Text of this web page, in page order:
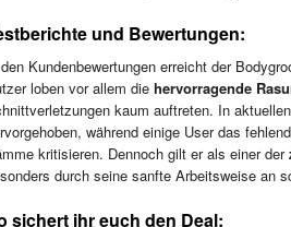
und Bewertungen:
Kundenbewertungen erreicht der
loben vor allem die hervorragende
kaum auftreten. In
während einige User das
kritisieren. Dennoch gilt er als einer der
durch seine sanfte Arbeitsweise an
sichert ihr euch den Deal: